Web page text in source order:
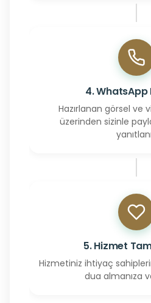
4. WhatsApp
Hazırlanan görsel ve
üzerinden sizinle
5. Hizmet
Hizmetiniz ihtiyaç
dua almanıza